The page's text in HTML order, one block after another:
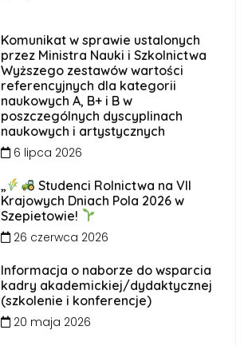
Komunikat w sprawie ustalonych
przez Ministra Nauki i Szkolnictwa
Wyższego zestawów wartości
referencyjnych dla kategorii
naukowych A, B+ i B w
poszczególnych dyscyplinach
naukowych i artystycznych
6 lipca 2026
„
Studenci Rolnictwa na VII
Krajowych Dniach Pola 2026 w
Szepietowie!
26 czerwca 2026
Informacja o naborze do wsparcia
kadry akademickiej/dydaktycznej
(szkolenie i konferencje)
20 maja 2026